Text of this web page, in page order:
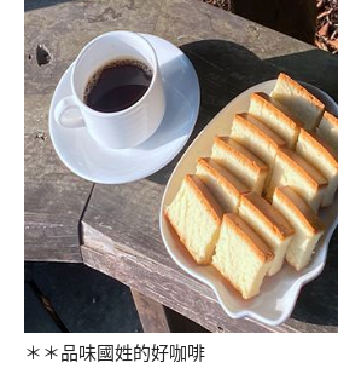
＊＊品味國姓的好咖啡